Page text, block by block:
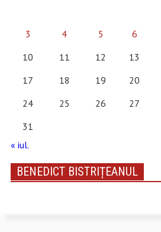
3
4 5 6
10
11 12 13
17
18 19 20
24
25 26 27
31
« iul.
BENEDICT BISTRIȚEANUL